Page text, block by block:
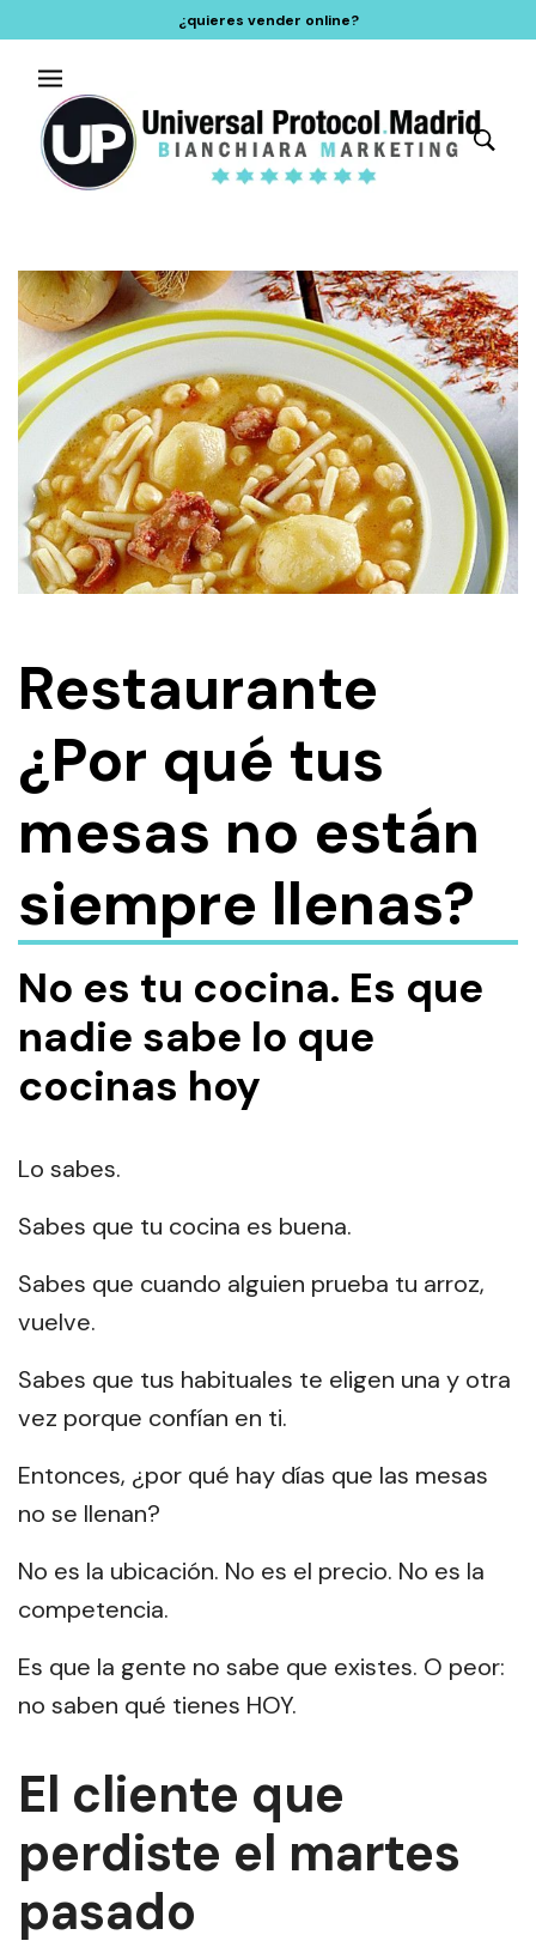
¿quieres vender online?
Restaurante
¿Por qué tus
mesas no están
siempre llenas?
No es tu cocina. Es que
nadie sabe lo que
cocinas hoy
Lo sabes.
Sabes que tu cocina es buena.
Sabes que cuando alguien prueba tu arroz,
vuelve.
Sabes que tus habituales te eligen una y otra
vez porque confían en ti.
Entonces, ¿por qué hay días que las mesas
no se llenan?
No es la ubicación. No es el precio. No es la
competencia.
Es que la gente no sabe que existes. O peor:
no saben qué tienes HOY.
El cliente que
perdiste el martes
pasado